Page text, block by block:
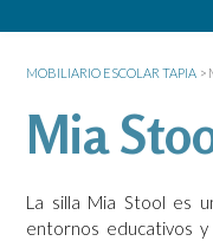
MOBILIARIO ESCOLAR TAPIA >
Mia
La silla Mia Stool es
entornos educativos y